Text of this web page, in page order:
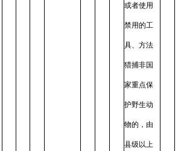
或者使用
禁用的工
具、方法
猎捕非国
家重点保
护野生动
物的，由
县级以上